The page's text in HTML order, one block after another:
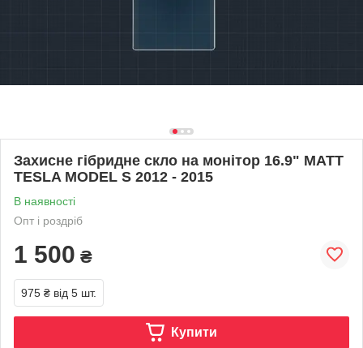
Захисне гібридне скло на монітор 16.9" MATT
TESLA MODEL S 2012 - 2015
В наявності
Опт і роздріб
1 500 ₴
975 ₴ від 5 шт.
Купити